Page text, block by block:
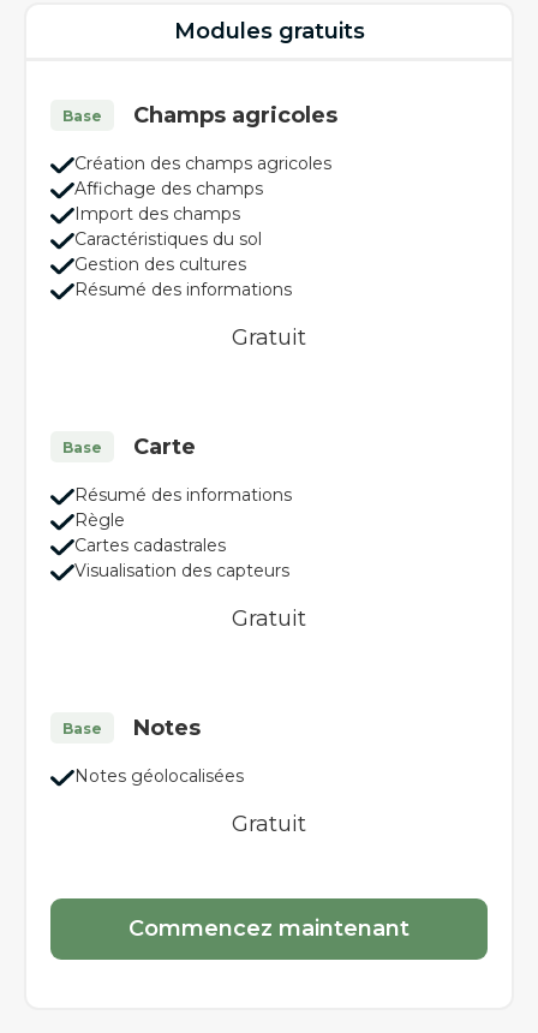
Modules gratuits
Base Champs agricoles
Création des champs agricoles
Affichage des champs
Import des champs
Caractéristiques du sol
Gestion des cultures
Résumé des informations
Gratuit
Base Carte
Résumé des informations
Règle
Cartes cadastrales
Visualisation des capteurs
Gratuit
Base Notes
Notes géolocalisées
Gratuit
Commencez maintenant